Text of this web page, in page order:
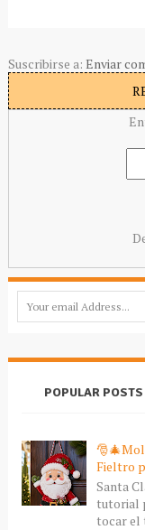
Suscribirse a: Enviar
POPULAR POSTS
Fieltro
Santa
tutorial
tocar el